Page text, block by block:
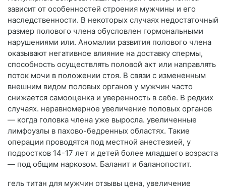
зависит от особенностей строения мужчины и его
наследственности. В некоторых случаях недостаточный
размер полового члена обусловлен гормональными
нарушениями или. Аномалии развития полового члена
оказывают негативное влияние на доставку спермы,
способность осуществлять половой акт или направлять
поток мочи в положении стоя. В связи с измененным
внешним видом половых органов у мужчин часто
снижается самооценка и уверенность в себе. В редких
случаях. неравномерное увеличение половых органов
— когда головка члена уже выросла. увеличенные
лимфоузлы в пахово-бедренных областях. Такие
операции проводятся под местной анестезией, у
подростков 14-17 лет и детей более младшего возраста
— под общим наркозом. Баланит и баланопостит.
гель титан для мужчин отзывы цена, увеличение